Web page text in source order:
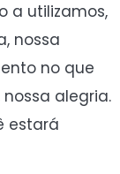
a utilizamos,
nossa
no que
alegria.
estará